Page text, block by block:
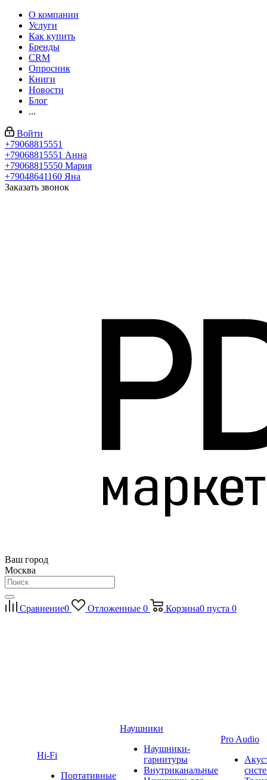
О компании
Услуги
Как купить
Бренды
CRM
Опросник
Книги
Новости
Блог
...
Войти
+79068815551
+79068815551 Анна
+79068815550 Мария
+79048641160 Яна
Заказать звонок
Ваш город
Москва
Сравнение0 Отложенные 0 Корзина0 пуста 0
Hi-Fi
Портативные
Наушники
Наушники-
гарнитуры
Внутриканальные
Pro Audio